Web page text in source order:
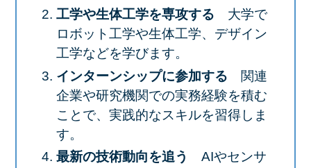
工学や生体工学を専攻する ​大学で
ロボット工学や生体工学、デザイン
工学などを学びます。​
インターンシップに参加する
関連
企業や研究機関での実務経験を積む
ことで、実践的なスキルを習得しま
す。​
最新の技術動向を追う AIやセンサ